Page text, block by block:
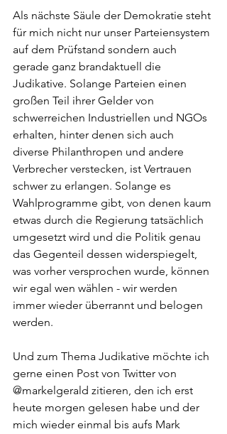
Als nächste Säule der Demokratie steht
für mich nicht nur unser Parteiensystem
auf dem Prüfstand sondern auch
gerade ganz brandaktuell die
Judikative. Solange Parteien einen
großen Teil ihrer Gelder von
schwerreichen Industriellen und NGOs
erhalten, hinter denen sich auch
diverse Philanthropen und andere
Verbrecher verstecken, ist Vertrauen
schwer zu erlangen. Solange es
Wahlprogramme gibt, von denen kaum
etwas durch die Regierung tatsächlich
umgesetzt wird und die Politik genau
das Gegenteil dessen widerspiegelt,
was vorher versprochen wurde, können
wir egal wen wählen - wir werden
immer wieder überrannt und belogen
werden.
Und zum Thema Judikative möchte ich
gerne einen Post von Twitter von
@markelgerald zitieren, den ich erst
heute morgen gelesen habe und der
mich wieder einmal bis aufs Mark